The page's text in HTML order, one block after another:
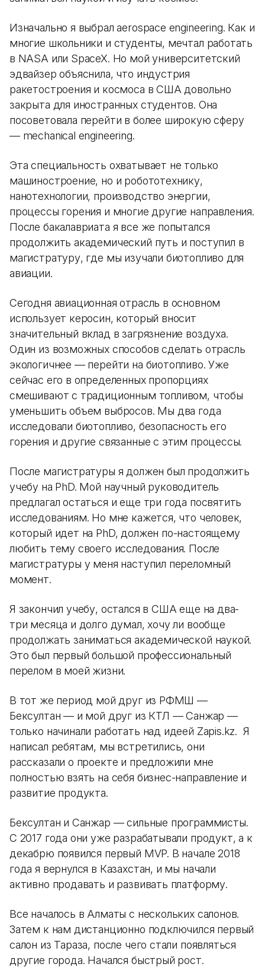
Изначально я выбрал aerospace engineering. Как и
многие школьники и студенты, мечтал работать
в NASA или SpaceX. Но мой университетский
эдвайзер объяснила, что индустрия
ракетостроения и космоса в США довольно
закрыта для иностранных студентов. Она
посоветовала перейти в более широкую сферу
— mechanical engineering.
Эта специальность охватывает не только
машиностроение, но и робототехнику,
нанотехнологии, производство энергии,
процессы горения и многие другие направления.
После бакалавриата я все же попытался
продолжить академический путь и поступил в
магистратуру, где мы изучали биотопливо для
авиации.
Сегодня авиационная отрасль в основном
использует керосин, который вносит
значительный вклад в загрязнение воздуха.
Один из возможных способов сделать отрасль
экологичнее — перейти на биотопливо. Уже
сейчас его в определенных пропорциях
смешивают с традиционным топливом, чтобы
уменьшить объем выбросов. Мы два года
исследовали биотопливо, безопасность его
горения и другие связанные с этим процессы.
После магистратуры я должен был продолжить
учебу на PhD. Мой научный руководитель
предлагал остаться и еще три года посвятить
исследованиям. Но мне кажется, что человек,
который идет на PhD, должен по-настоящему
любить тему своего исследования. После
магистратуры у меня наступил переломный
момент.
Я закончил учебу, остался в США еще на два-
три месяца и долго думал, хочу ли вообще
продолжать заниматься академической наукой.
Это был первый большой профессиональный
перелом в моей жизни.
В тот же период мой друг из РФМШ —
Бексултан — и мой друг из КТЛ — Санжар —
только начинали работать над идеей Zapis.kz. Я
написал ребятам, мы встретились, они
рассказали о проекте и предложили мне
полностью взять на себя бизнес-направление и
развитие продукта.
Бексултан и Санжар — сильные программисты.
С 2017 года они уже разрабатывали продукт, а к
декабрю появился первый MVP. В начале 2018
года я вернулся в Казахстан, и мы начали
активно продавать и развивать платформу.
Все началось в Алматы с нескольких салонов.
Затем к нам дистанционно подключился первый
салон из Тараза, после чего стали появляться
другие города. Начался быстрый рост.